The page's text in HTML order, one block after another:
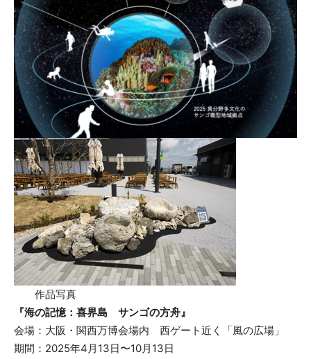
作品写真
『海の記憶：喜界島 サンゴの方舟』
会場：大阪・関西万博会場内 西ゲート近く「風の広場」
期間：2025年4月13日〜10月13日